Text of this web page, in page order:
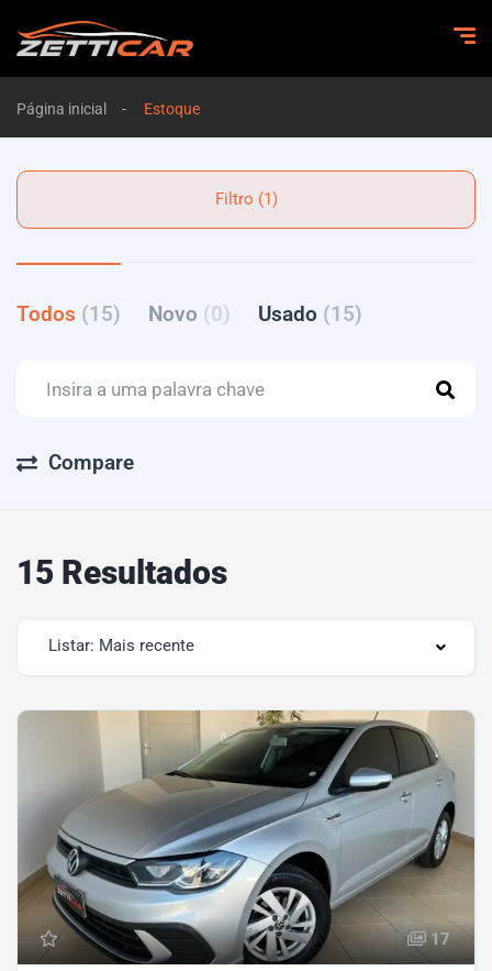
Página inicial Estoque
Filtro (1)
Todos (15) Novo (0) Usado (15)
Compare
15 Resultados
Listar: Mais recente
17